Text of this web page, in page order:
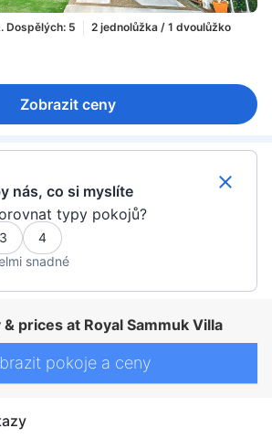
Dospělých: 5
2 jednolůžka / 1 dvoulůžko
Zobrazit ceny
nás, co si myslíte
typy pokojů?
3
4
snadné
prices at Royal Sammuk Villa
pokoje a ceny